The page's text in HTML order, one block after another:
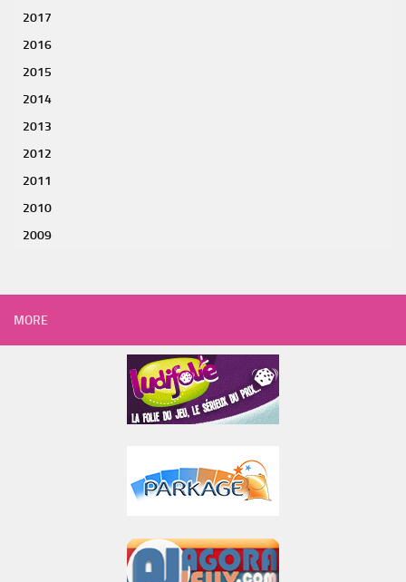
2017
2016
2015
2014
2013
2012
2011
2010
2009
MORE